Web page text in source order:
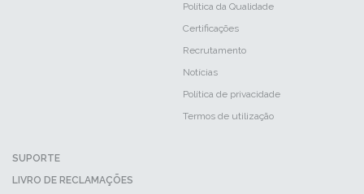
Política da Qualidade
Certificações
Recrutamento
Notícias
Política de privacidade
Termos de utilização
SUPORTE
LIVRO DE RECLAMAÇÕES